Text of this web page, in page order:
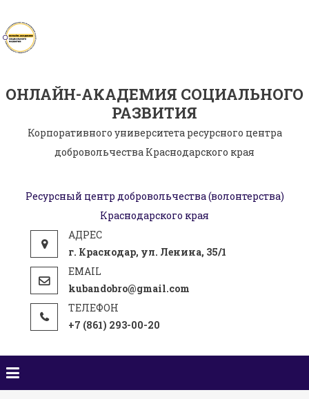
to
content
ОНЛАЙН-АКАДЕМИЯ СОЦИАЛЬНОГО
РАЗВИТИЯ
Корпоративного университета ресурсного центра
добровольчества Краснодарского края
Ресурсный центр добровольчества (волонтерства)
Краснодарского края
г. Краснодар, ул. Ленина, 35/1
kubandobro@gmail.com
+7 (861) 293-00-20